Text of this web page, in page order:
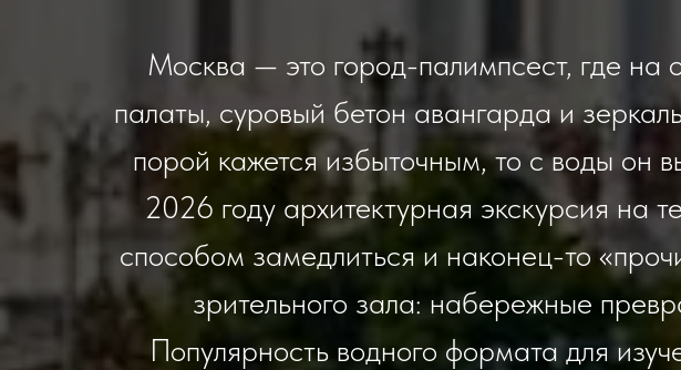
Москва — это город-палимпсест, где на
палаты, суровый бетон авангарда и
порой кажется избыточным, то с воды он
2026 году архитектурная экскурсия на
способом замедлиться и наконец-то
зрительного зала: набережные
Популярность водного формата для